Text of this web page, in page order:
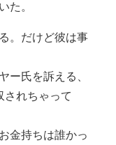
た。
。だけど彼は事
ー氏を訴える、
されちゃって
金持ちは誰かっ